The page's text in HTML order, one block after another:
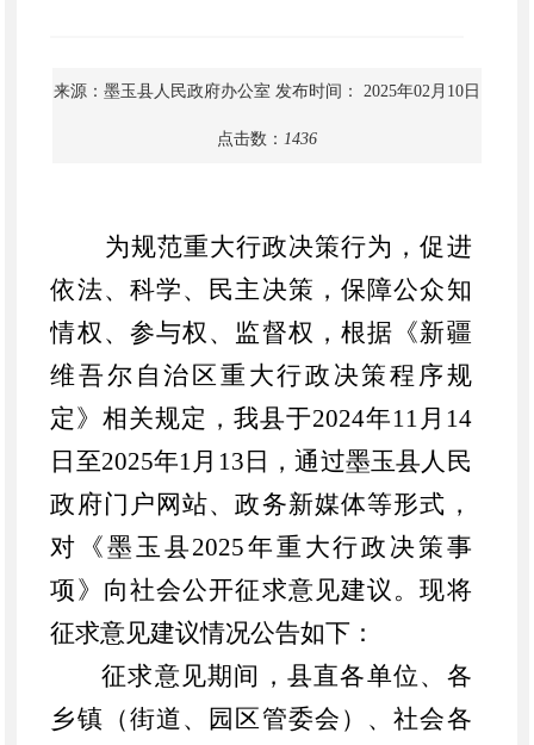
来源：墨玉县人民政府办公室 发布时间： 2025年02月10日
点击数： 1436
为规范重大行政决策行为，促进
依法、科学、民主决策，保障公众知
情权、参与权、监督权，根据《新疆
维吾尔自治区重大行政决策程序规
定》相关规定，我县于2024年11月14
日至2025年1月13日，通过墨玉县人民
政府门户网站、政务新媒体等形式，
对《墨玉县2025年重大行政决策事
项》向社会公开征求意见建议。现将
征求意见建议情况公告如下：
征求意见期间，县直各单位、各
乡镇（街道、园区管委会）、社会各